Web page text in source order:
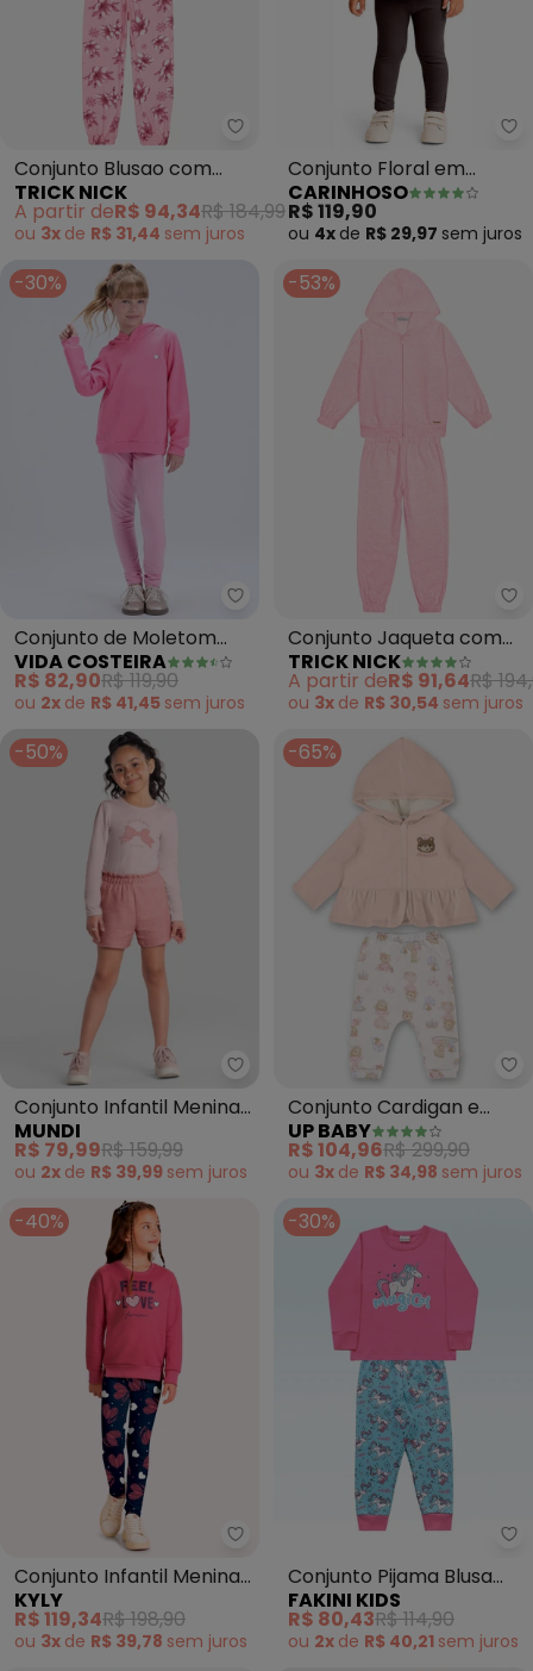
Trick Nick - Conjunto Blusao
Conjunto Blusao com
Calca (Rosa)
TRICK NICK
A partir deR$ 94,34R$ 184,99
ou 3x de R$ 31,44 sem juros
Conjunto Floral em
Cotton (Rosê)
CARINHOSO
R$ 119,90
ou 4x de R$ 29,97 sem juros
-30%
Vida Costeira - Conjunto de
Conjunto de Moletom
com Capuz e Pingente
(Rosa)
VIDA COSTEIRA
R$ 82,90R$ 119,90
ou 2x de R$ 41,45 sem juros
-53%
Conjunto Jaqueta com
Capuz e Calça (Rosa)
TRICK NICK
A partir deR$ 91,64R$
ou 3x de R$ 30,54 sem juros
-50%
Mundi - Conjunto Infantil
Conjunto Infantil Menina
de Laço (Rosa)
MUNDI
R$ 79,99R$ 159,99
ou 2x de R$ 39,99 sem juros
-65%
Conjunto Cardigan e
Calça Bebê (Rosa)
UP BABY
R$ 104,96R$ 299,90
ou 3x de R$ 34,98 sem juros
-40%
Kyly - Conjunto Infantil Menina
Conjunto Infantil Menina
Corações (Rosa)
KYLY
R$ 119,34R$ 198,90
ou 3x de R$ 39,78 sem juros
-30%
Conjunto Pijama Blusa
Manga Longa e Calça
(Rosa)
FAKINI KIDS
R$ 80,43R$ 114,90
ou 2x de R$ 40,21 sem juros